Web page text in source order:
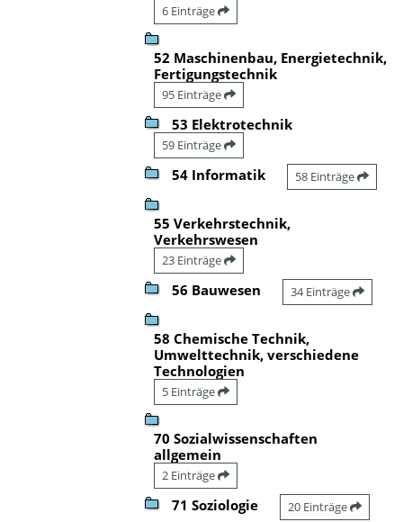
6 Einträge
52 Maschinenbau, Energietechnik,
Fertigungstechnik
95 Einträge
53 Elektrotechnik
59 Einträge
54 Informatik 58 Einträge
55 Verkehrstechnik,
Verkehrswesen
23 Einträge
56 Bauwesen 34 Einträge
58 Chemische Technik,
Umwelttechnik, verschiedene
Technologien
5 Einträge
70 Sozialwissenschaften
allgemein
2 Einträge
71 Soziologie 20 Einträge